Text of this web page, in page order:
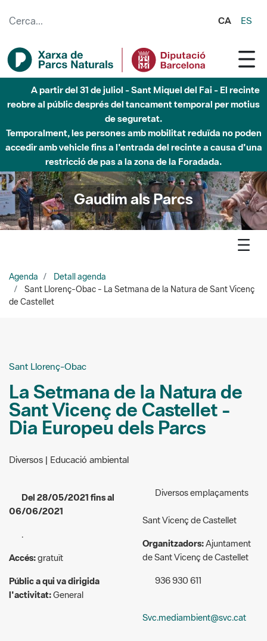
CA ES
A partir del 31 de juliol - Sant Miquel del Fai - El recinte
reobre al públic després del tancament temporal per motius
de seguretat.
Temporalment, les persones amb mobilitat reduïda no poden
accedir amb vehicle fins a l'entrada del recinte a causa d'una
restricció de pas a la zona de la Foradada.
Gaudim als Parcs
Agenda
Detall agenda
Sant Llorenç-Obac - La Setmana de la Natura de Sant Vicenç
de Castellet
Sant Llorenç-Obac
La Setmana de la Natura de
Sant Vicenç de Castellet -
Dia Europeu dels Parcs
Diversos | Educació ambiental
Del 28/05/2021 fins al
06/06/2021
.
Accés:gratuït
Públic a qui va dirigida
l'activitat:General
Diversos emplaçaments
Sant Vicenç de Castellet
Organitzadors:Ajuntament
de Sant Vicenç de Castellet
936 930 611
Svc.mediambient@svc.cat